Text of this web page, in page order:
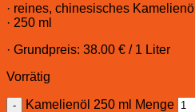
· reines, chinesisches Kamelienöl
· 250 ml
· Grundpreis: 38.00 € / 1 Liter
Vorrätig
Kamelienöl 250 ml Menge